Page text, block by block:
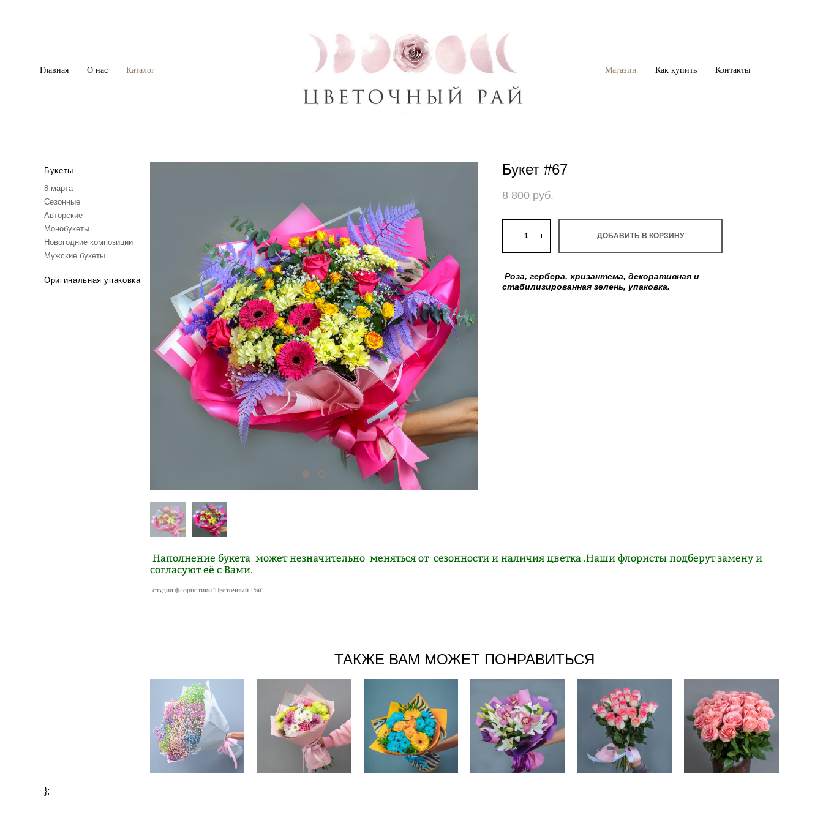
Главная О нас Каталог Магазин Как купить Контакты
Главная О нас Каталог Магазин Как купить Контакты
Букеты
8 марта
Сезонные
Авторские
Монобукеты
Новогодние композиции
Мужские букеты
Оригинальная упаковка
Букет #67
8 800 pуб.
ДОБАВИТЬ В КОРЗИНУ
Роза, гербера, хризантема, декоративная и
стабилизированная зелень, упаковка.
Наполнение букета может незначительно меняться от сезонности и наличия цветка .Наши флористы подберут замену и
согласуют её с Вами.
студия флористики "Цветочный Рай"
ТАКЖЕ ВАМ МОЖЕТ ПОНРАВИТЬСЯ
Букет # 6
6 000 pуб.
Букет #10
4 850 pуб.
Букет #42
3 600 pуб.
Букет #54
4 500 pуб.
Букет #57
8 100 pуб.
Букет #78
11 550 pуб.
};